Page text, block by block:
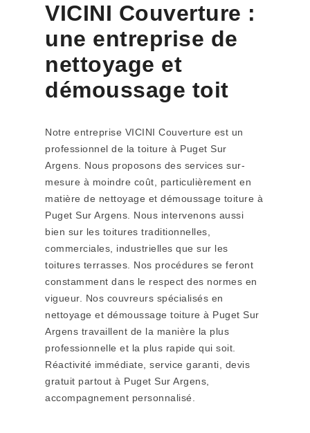
VICINI Couverture :
une entreprise de
nettoyage et
démoussage toit
Notre entreprise VICINI Couverture est un
professionnel de la toiture à Puget Sur
Argens. Nous proposons des services sur-
mesure à moindre coût, particulièrement en
matière de nettoyage et démoussage toiture à
Puget Sur Argens. Nous intervenons aussi
bien sur les toitures traditionnelles,
commerciales, industrielles que sur les
toitures terrasses. Nos procédures se feront
constamment dans le respect des normes en
vigueur. Nos couvreurs spécialisés en
nettoyage et démoussage toiture à Puget Sur
Argens travaillent de la manière la plus
professionnelle et la plus rapide qui soit.
Réactivité immédiate, service garanti, devis
gratuit partout à Puget Sur Argens,
accompagnement personnalisé.